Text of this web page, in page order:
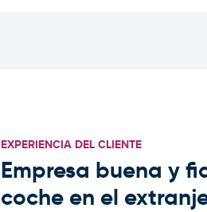
EXPERIENCIA DEL CLIENTE
Empresa buena y
coche en el